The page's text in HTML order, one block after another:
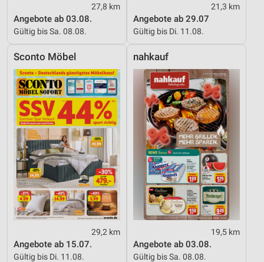
27,8 km
Angebote ab 03.08.
Gültig bis Sa. 08.08.
21,3 km
Angebote ab 29.07
Gültig bis Di. 11.08.
Sconto Möbel
29,2 km
Angebote ab 15.07.
Gültig bis Di. 11.08.
nahkauf
19,5 km
Angebote ab 03.08.
Gültig bis Sa. 08.08.